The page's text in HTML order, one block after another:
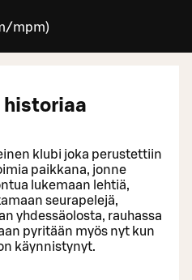
mpm)
historiaa
klubi joka perustettiin
paikkana, jonne
lukemaan lehtiä,
seurapelejä,
yhdessäolosta, rauhassa
pyritään myös nyt kun
käynnistynyt.